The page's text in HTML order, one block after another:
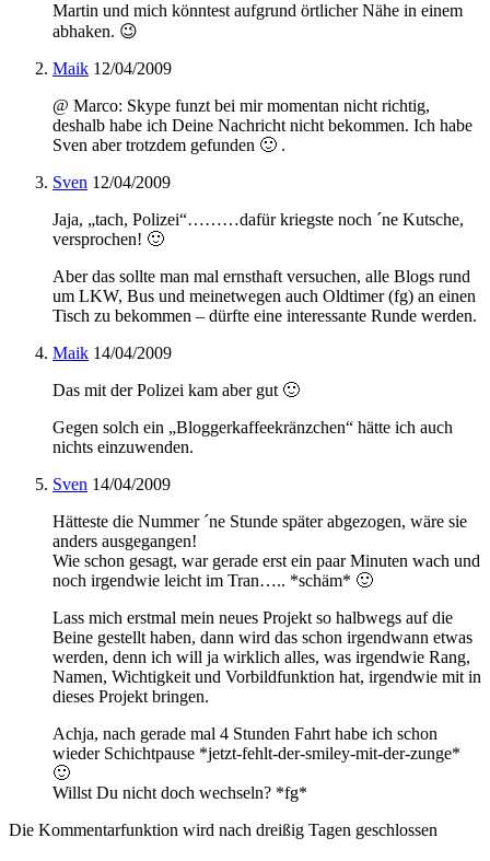
Martin und mich könntest aufgrund örtlicher Nähe in einem
abhaken. 😉
Maik 12/04/2009
@ Marco: Skype funzt bei mir momentan nicht richtig,
deshalb habe ich Deine Nachricht nicht bekommen. Ich habe
Sven aber trotzdem gefunden 🙂 .
Sven 12/04/2009
Jaja, „tach, Polizei“………dafür kriegste noch ´ne Kutsche,
versprochen! 🙂
Aber das sollte man mal ernsthaft versuchen, alle Blogs rund
um LKW, Bus und meinetwegen auch Oldtimer (fg) an einen
Tisch zu bekommen – dürfte eine interessante Runde werden.
Maik 14/04/2009
Das mit der Polizei kam aber gut 🙂
Gegen solch ein „Bloggerkaffeekränzchen“ hätte ich auch
nichts einzuwenden.
Sven 14/04/2009
Hätteste die Nummer ´ne Stunde später abgezogen, wäre sie
anders ausgegangen!
Wie schon gesagt, war gerade erst ein paar Minuten wach und
noch irgendwie leicht im Tran….. *schäm* 🙂
Lass mich erstmal mein neues Projekt so halbwegs auf die
Beine gestellt haben, dann wird das schon irgendwann etwas
werden, denn ich will ja wirklich alles, was irgendwie Rang,
Namen, Wichtigkeit und Vorbildfunktion hat, irgendwie mit in
dieses Projekt bringen.
Achja, nach gerade mal 4 Stunden Fahrt habe ich schon
wieder Schichtpause *jetzt-fehlt-der-smiley-mit-der-zunge*
🙂
Willst Du nicht doch wechseln? *fg*
Die Kommentarfunktion wird nach dreißig Tagen geschlossen